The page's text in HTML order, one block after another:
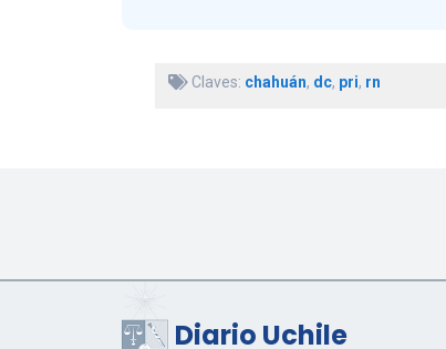
Claves: chahuán, dc, pri, rn
Diario Uchile